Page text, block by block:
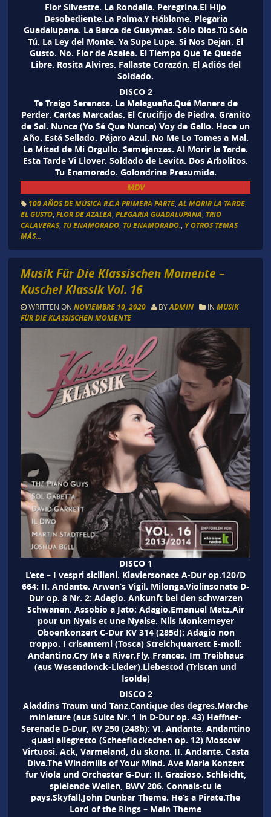
Flor Silvestre. La Rondalla. Peregrina.El Hijo
Desobediente.La Palma.Y Háblame. Plegaria
Guadalupana. La Barca de Guaymas. Sólo Dios.Tú Sólo
Tú. La Ley del Monte. Ya Supe Lupe. Si Nos Dejan. El
Gusto. No. Flor de Azalea. El Tiempo Que Te Quede
Libre. Rosita Alvires. Fallaste Corazón. El Adiós del
Soldado.
DISCO 2
Te Traigo Serenata. La Malagueña.Qué Manera de
Perder. Cartas Marcadas. El Crucifijo de Piedra. Granito
de Sal. Nunca (Yo Sé Que Nunca) Voy de Gallo. Hace un
Año. Está Sellado. Pájaro Azul. No Me Lo Tomes a Mal.
La Mitad de Mi Orgullo. Semejanzas. Al Morir la Tarde.
Esta Tarde Vi Llover. Soldado de Levita. Dos Arbolitos.
Tu Enamorado. Golondrina Presumida.
MDV
100 AÑOS DE MÚSICA R.C.A PRIMERA PARTE,AL MORIR LA TARDE,
EL GUSTO, FLOR DE AZALEA, PLEGARIA GUADALUPANA, TRIO
CALAVERAS, TU ENAMORADO, TU ENAMORADO., Y OTROS TEMAS
MÁS...
Musik Für Die Klassischen Momente –
Kuschel Klassik Vol. 16
WRITTEN ON NOVIEMBRE 10, 2020 BYADMIN IN MUSIK
FÜR DIE KLASSISCHEN MOMENTE
DISCO 1
L’ete – I vespri siciliani. Klaviersonate A-Dur op.120/D
664: II. Andante. Arwen’s Vigil. Milonga.Violinsonate D-
Dur op. 8 Nr. 2: Adagio. Ankunft bei den schwarzen
Schwanen. Assobio a Jato: Adagio.Emanuel Matz.Air
pour un Nyais et une Nyaise. Nils Monkemeyer
Oboenkonzert C-Dur KV 314 (285d): Adagio non
troppo. I crisantemi (Tosca) Streichquartett E-moll:
Andantino.Cry Me a River.Fly. Frances. Im Treibhaus
(aus Wesendonck-Lieder).Liebestod (Tristan und
Isolde)
DISCO 2
Aladdins Traum und Tanz.Cantique des degres.Marche
miniature (aus Suite Nr. 1 in D-Dur op. 43) Haffner-
Serenade D-Dur, KV 250 (248b): VI. Andante. Andantino
quasi allegretto (Scheeflockechen op. 12) Moscow
Virtuosi. Ack, Varmeland, du skona. II. Andante. Casta
Diva.The Windmills of Your Mind. Ave Maria Konzert
fur Viola und Orchester G-Dur: II. Grazioso. Schleicht,
spielende Wellen, BWV 206. Connais-tu le
pays.Skyfall.John Dunbar Theme. He’s a Pirate.The
Lord of the Rings – Main Theme